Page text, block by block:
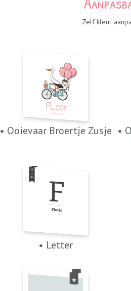
Zelf kleur
• Ooievaar Broertje Zusje •
• Letter